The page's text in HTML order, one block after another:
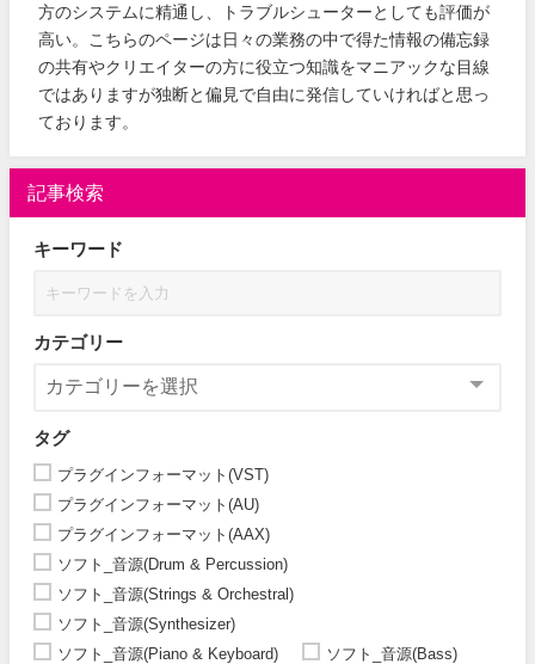
方のシステムに精通し、トラブルシューターとしても評価が
高い。こちらのページは日々の業務の中で得た情報の備忘録
の共有やクリエイターの方に役立つ知識をマニアックな目線
ではありますが独断と偏見で自由に発信していければと思っ
ております。
記事検索
キーワード
カテゴリー
タグ
プラグインフォーマット(VST)
プラグインフォーマット(AU)
プラグインフォーマット(AAX)
ソフト_音源(Drum & Percussion)
ソフト_音源(Strings & Orchestral)
ソフト_音源(Synthesizer)
ソフト_音源(Piano & Keyboard)
ソフト_音源(Bass)